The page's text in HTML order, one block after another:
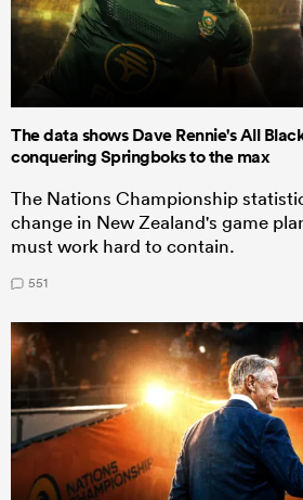
The data shows Dave Rennie's All
conquering Springboks to the max
The Nations Championship
change in New Zealand's game
must work hard to contain.
551